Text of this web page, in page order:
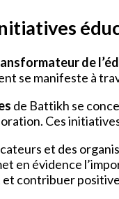
de
se manifeste à
de Battikh se
Ces
et des
en évidence
contribuer